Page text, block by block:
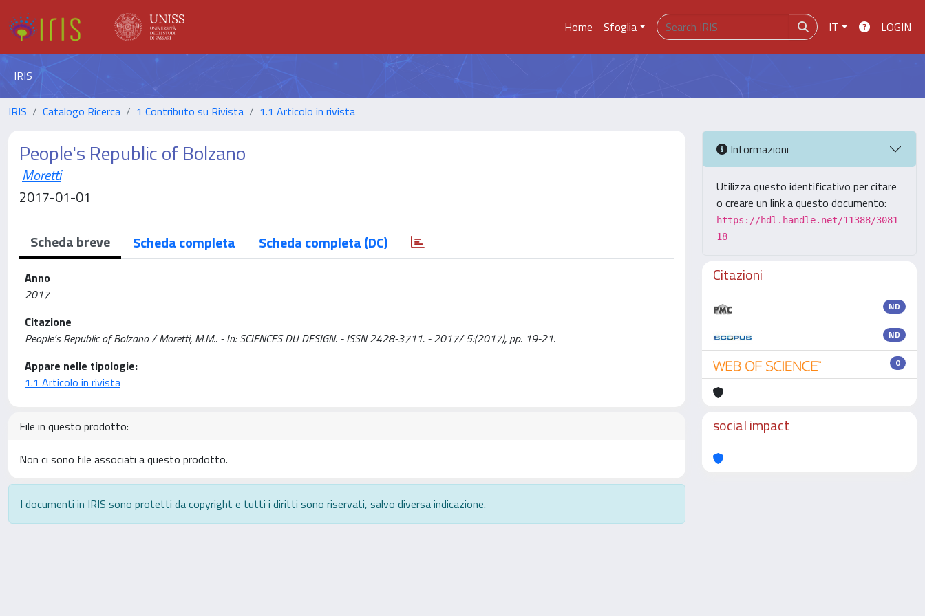
Home Sfoglia IT LOGIN
IRIS
IRIS Catalogo Ricerca 1 Contributo su Rivista 1.1 Articolo in rivista
People's Republic of Bolzano
Moretti
2017-01-01
Scheda breve Scheda completa Scheda completa (DC)
Anno
2017
Citazione
People's Republic of Bolzano / Moretti, M.M.. - In: SCIENCES DU DESIGN. - ISSN 2428-3711. - 2017/ 5:(2017), pp. 19-21.
Appare nelle tipologie:
1.1 Articolo in rivista
File in questo prodotto:
Non ci sono file associati a questo prodotto.
I documenti in IRIS sono protetti da copyright e tutti i diritti sono riservati, salvo diversa indicazione.
Informazioni
Utilizza questo identificativo per citare
o creare un link a questo documento:
https://hdl.handle.net/11388/3081
18
Citazioni
ND
ND
0
social impact